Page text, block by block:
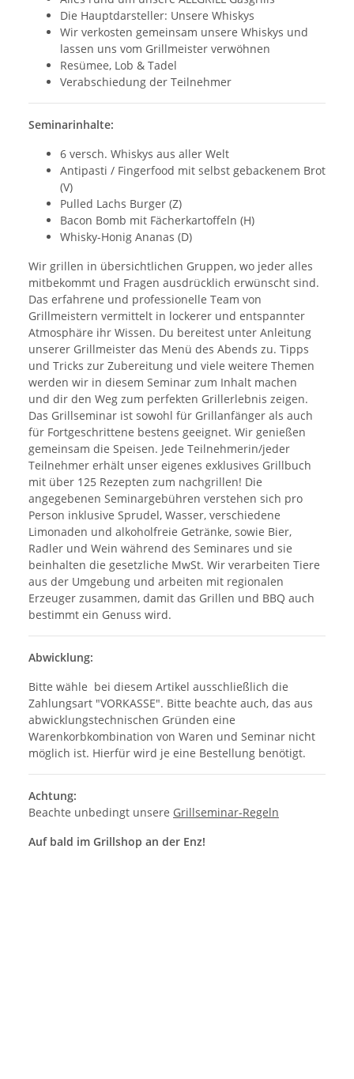
Die Hauptdarsteller: Unsere Whiskys
Wir verkosten gemeinsam unsere Whiskys und
lassen uns vom Grillmeister verwöhnen
Resümee, Lob & Tadel
Verabschiedung der Teilnehmer
Seminarinhalte:
6 versch. Whiskys aus aller Welt
Antipasti / Fingerfood mit selbst gebackenem Brot
(V)
Pulled Lachs Burger (Z)
Bacon Bomb mit Fächerkartoffeln (H)
Whisky-Honig Ananas (D)
Wir grillen in übersichtlichen Gruppen, wo jeder alles
mitbekommt und Fragen ausdrücklich erwünscht sind.
Das erfahrene und professionelle Team von
Grillmeistern vermittelt in lockerer und entspannter
Atmosphäre ihr Wissen. Du bereitest unter Anleitung
unserer Grillmeister das Menü des Abends zu. Tipps
und Tricks zur Zubereitung und viele weitere Themen
werden wir in diesem Seminar zum Inhalt machen
und dir den Weg zum perfekten Grillerlebnis zeigen.
Das Grillseminar ist sowohl für Grillanfänger als auch
für Fortgeschrittene bestens geeignet. Wir genießen
gemeinsam die Speisen. Jede Teilnehmerin/jeder
Teilnehmer erhält unser eigenes exklusives Grillbuch
mit über 125 Rezepten zum nachgrillen! Die
angegebenen Seminargebühren verstehen sich pro
Person inklusive Sprudel, Wasser, verschiedene
Limonaden und alkoholfreie Getränke, sowie Bier,
Radler und Wein während des Seminares und sie
beinhalten die gesetzliche MwSt. Wir verarbeiten Tiere
aus der Umgebung und arbeiten mit regionalen
Erzeuger zusammen, damit das Grillen und BBQ auch
bestimmt ein Genuss wird.
Abwicklung:
Bitte wähle bei diesem Artikel ausschließlich die
Zahlungsart "VORKASSE". Bitte beachte auch, das aus
abwicklungstechnischen Gründen eine
Warenkorbkombination von Waren und Seminar nicht
möglich ist. Hierfür wird je eine Bestellung benötigt.
Achtung:
Beachte unbedingt unsere Grillseminar-Regeln
Auf bald im Grillshop an der Enz!